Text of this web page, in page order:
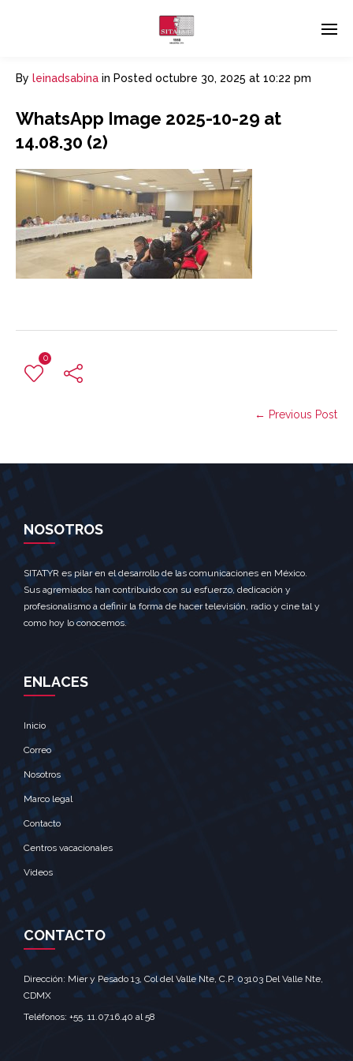
By leinadsabina in Posted octubre 30, 2025 at 10:22 pm
WhatsApp Image 2025-10-29 at
14.08.30 (2)
0
← Previous Post
NOSOTROS
SITATYR es pilar en el desarrollo de las comunicaciones en México.
Sus agremiados han contribuido con su esfuerzo, dedicación y
profesionalismo a definir la forma de hacer televisión, radio y cine tal y
como hoy lo conocemos.
ENLACES
Inicio
Correo
Nosotros
Marco legal
Contacto
Centros vacacionales
Videos
CONTACTO
Dirección: Mier y Pesado 13, Col del Valle Nte, C.P. 03103 Del Valle Nte,
CDMX‎
Teléfonos: +55. 11.07.16.40 al 58‎